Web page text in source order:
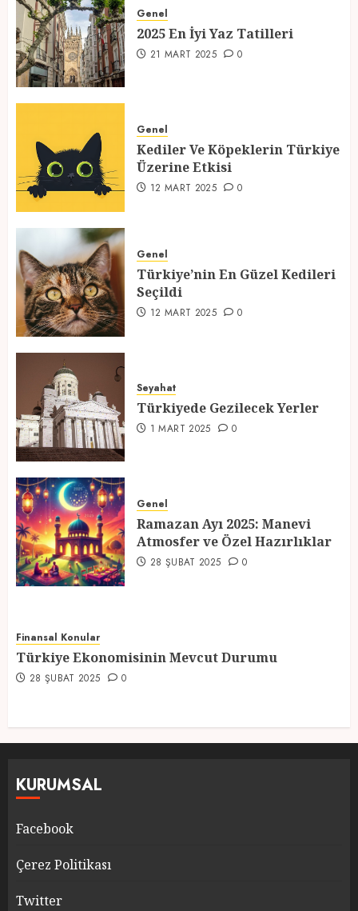
1
21 MART 2025
2
Üzerine Etkisi
12 MART 2025 0
3
Seçildi
12 MART 2025 0
4
1 MART 2025
5
Atmosfer ve Özel Hazırlıklar
28 ŞUBAT 2025 0
Genel
2025 En İyi Yaz Tatilleri
21 MART 2025 0
Genel
Kediler Ve Köpeklerin Türkiye
Üzerine Etkisi
12 MART 2025 0
Genel
Türkiye’nin En Güzel Kedileri
Seçildi
12 MART 2025 0
Seyahat
Türkiyede Gezilecek Yerler
1 MART 2025 0
Genel
Ramazan Ayı 2025: Manevi
Atmosfer ve Özel Hazırlıklar
28 ŞUBAT 2025 0
Finansal Konular
Türkiye Ekonomisinin Mevcut Durumu
28 ŞUBAT 2025 0
KURUMSAL
Facebook
Çerez Politikası
Twitter